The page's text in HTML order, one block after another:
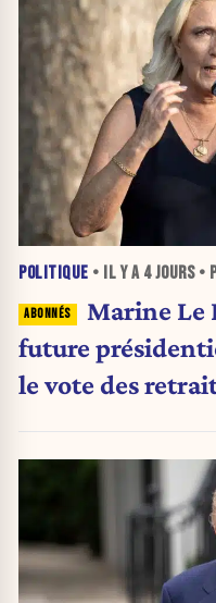
POLITIQUE • IL Y A 4 JOURS•
Marine Le
future
le vote des